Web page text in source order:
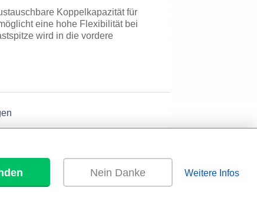
Koppelkapazität für
eine hohe Flexibilität bei
wird in die vordere
Nein Danke Weitere Infos